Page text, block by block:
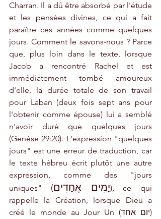
Charran. Il a dû être absorbé par l'étude
et les pensées divines, ce qui a fait
paraître ces années comme quelques
jours. Comment le savons-nous ? Parce
que, plus loin dans le texte, lorsque
Jacob a rencontré Rachel et est
immédiatement tombé amoureux
d'elle, la durée totale de son travail
pour Laban (deux fois sept ans pour
l'obtenir comme épouse) lui a semblé
n'avoir duré que quelques jours
(Genèse 29:20). L'expression "quelques
jours" est une erreur de traduction, car
le texte hébreu écrit plutôt une autre
expression, comme des "jours
uniques" (יָמִים אֲחָדִים), ce qui
rappelle la Création, lorsque Dieu a
créé le monde au Jour Un (יום אחד)